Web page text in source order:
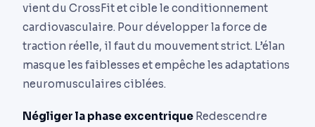
vient du CrossFit et cible le conditionnement
cardiovasculaire. Pour développer la force de
traction réelle, il faut du mouvement strict. L’élan
masque les faiblesses et empêche les adaptations
neuromusculaires ciblées.
Négliger la phase excentrique Redescendre